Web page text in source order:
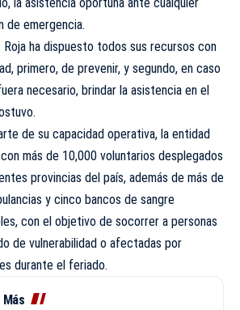
la asistencia oportuna ante cualquier
de emergencia.
Roja ha dispuesto todos sus recursos con
primero, de prevenir, y segundo, en caso
necesario, brindar la asistencia en el
de su capacidad operativa, la entidad
más de 10,000 voluntarios desplegados
provincias del país, además de más de
y cinco bancos de sangre
con el objetivo de socorrer a personas
de vulnerabilidad o afectadas por
durante el feriado.
Más